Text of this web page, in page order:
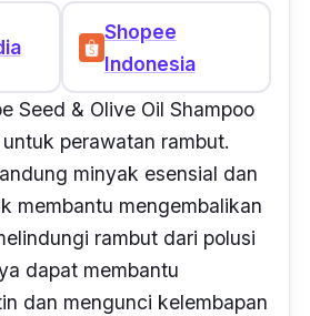
Shopee
Indonesia
Seed & Olive Oil Shampoo
perawatan rambut.
minyak esensial dan
membantu mengembalikan
rambut dari polusi
dapat membantu
dan mengunci kelembapan